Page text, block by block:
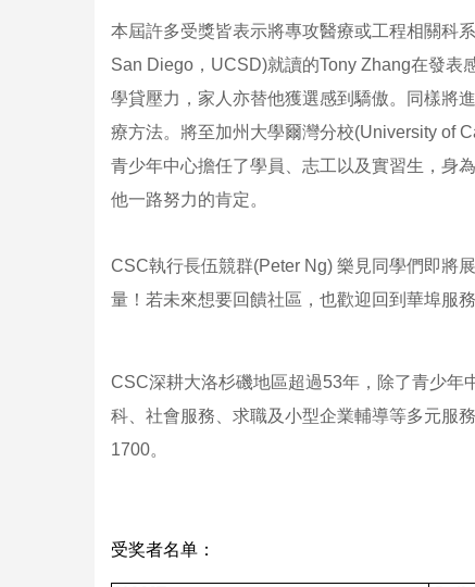
本屆許多受獎皆表示將專攻醫療或工程相關科
San Diego，UCSD)就讀的Tony Zhang在發表
學貸壓力，家人亦替他獲選感到驕傲。同樣將
療方法。將至加州大學爾灣分校(University of
青少年中心擔任了學員、志工以及實習生，身
他一路努力的肯定。
CSC執行長伍競群(Peter Ng) 樂見同學們即將
量！若未來想要回饋社區，也歡迎回到華埠服務
CSC深耕大洛杉磯地區超過53年，除了青少年
科、社會服務、求職及小型企業輔導等多元服
1700。
受奖者名单：